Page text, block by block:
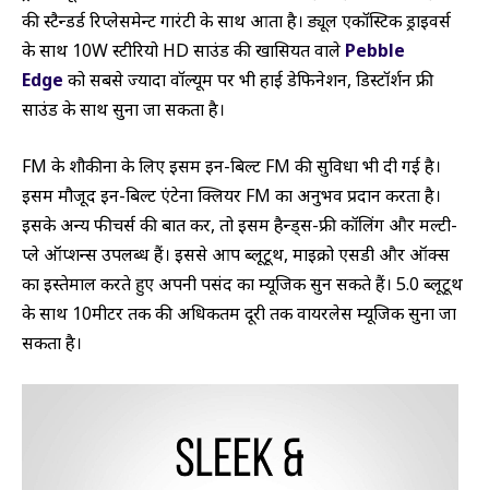
की स्टैन्डर्ड रिप्लेसमेन्ट गारंटी के साथ आता है। ड्यूल एकॉस्टिक ड्राइवर्स
के साथ 10W स्टीरियो HD साउंड की खासियत वाले Pebble
Edge को सबसे ज्यादा वॉल्यूम पर भी हाई डेफिनेशन, डिस्टॉर्शन फ्री
साउंड के साथ सुना जा सकता है।
FM के शौकीनों के लिए इसमें इन-बिल्ट FM की सुविधा भी दी गई है।
इसमें मौजूद इन-बिल्ट एंटेना क्लियर FM का अनुभव प्रदान करता है।
इसके अन्य फीचर्स की बात करें, तो इसमें हैन्ड्स-फ्री कॉलिंग और मल्टी-
प्ले ऑप्शन्स उपलब्ध हैं। इससे आप ब्लूटूथ, माइक्रो एसडी और ऑक्स
का इस्तेमाल करते हुए अपनी पसंद का म्यूजिक सुन सकते हैं। 5.0 ब्लूटूथ
के साथ 10मीटर तक की अधिकतम दूरी तक वायरलेस म्यूजिक सुना जा
सकता है।